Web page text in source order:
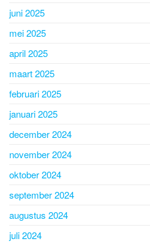
juni 2025
mei 2025
april 2025
maart 2025
februari 2025
januari 2025
december 2024
november 2024
oktober 2024
september 2024
augustus 2024
juli 2024